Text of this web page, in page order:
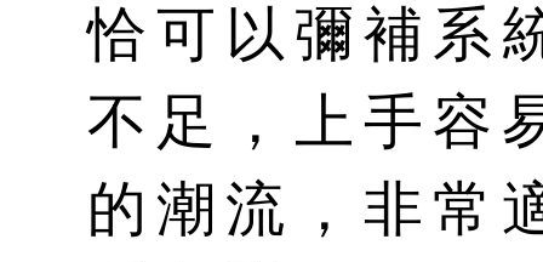
恰可以彌補系
不足，上手容
的潮流，非常